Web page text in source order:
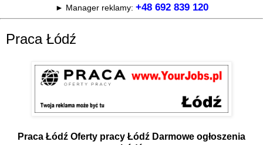
► Manager reklamy: +48 692 839 120
Praca Łódź
Praca Łódź Oferty pracy Łódź Darmowe ogłoszenia